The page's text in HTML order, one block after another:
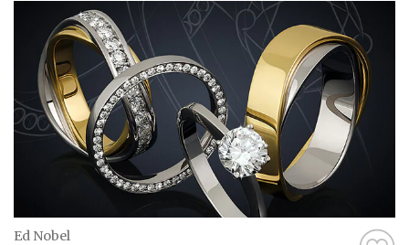
aansluiten? En vergeet niet de grootte: een
ring die perfect past, is niet alleen
comfortabel, maar maakt het moment van
uitwisseling extra speciaal.
Verlovingsringen worden vaak gezien als het
eerste voorbode van een leven samen. Het
kiezen van de juiste ring is dan ook een
belangrijke stap. Hierin kun je denken aan
een solitaire diamant of een ring met
meerdere edelstenen, afhankelijk van de stijl
Ed Nobel